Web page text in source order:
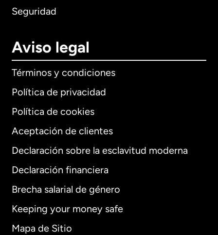
Seguridad
Aviso legal
Términos y condiciones
Política de privacidad
Política de cookies
Aceptación de clientes
Declaración sobre la esclavitud moderna
Declaración financiera
Brecha salarial de género
Keeping your money safe
Mapa de Sitio
Internacional English
Alemania